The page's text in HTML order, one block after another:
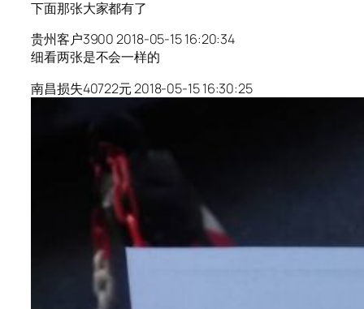
下面那张大家都有了
贵州客户3900 2018-05-15 16:20:34
细看两张是不会一样的
南昌损失40722元 2018-05-15 16:30:25